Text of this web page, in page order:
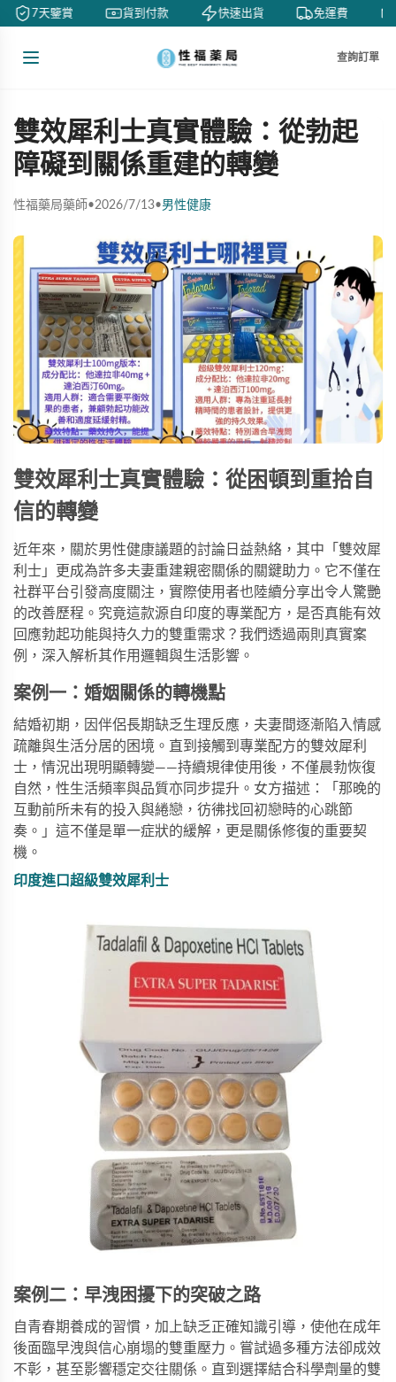
7天鑒賞 貨到付款 快速出貨 免運費
查詢訂單
雙效犀利士真實體驗：從勃起
障礙到關係重建的轉變
性福藥局藥師•2026/7/13•男性健康
雙效犀利士真實體驗：從困頓到重拾自
信的轉變
近年來，關於男性健康議題的討論日益熱絡，其中「 雙效犀
利士 」更成為許多夫妻重建親密關係的關鍵助力。它不僅在
社群平台引發高度關注，實際使用者也陸續分享出令人驚艷
的改善歷程。究竟這款源自印度的專業配方，是否真能有效
回應勃起功能與持久力的雙重需求？我們透過兩則真實案
例，深入解析其作用邏輯與生活影響。
案例一：婚姻關係的轉機點
結婚初期，因伴侶長期缺乏生理反應，夫妻間逐漸陷入情感
疏離與生活分居的困境。直到接觸到專業配方的雙效犀利
士 ，情況出現明顯轉變——持續規律使用後，不僅晨勃恢復
自然，性生活頻率與品質亦同步提升。女方描述：「那晚的
互動前所未有的投入與綣戀，彷彿找回初戀時的心跳節
奏。」這不僅是單一症狀的緩解，更是關係修復的重要契
機。
印度進口超級雙效犀利士
案例二：早洩困擾下的突破之路
自青春期養成的習慣，加上缺乏正確知識引導，使他在成年
後面臨早洩與信心崩塌的雙重壓力。嘗試過多種方法卻成效
不彰，甚至影響穩定交往關係。直到選擇結合科學劑量的雙